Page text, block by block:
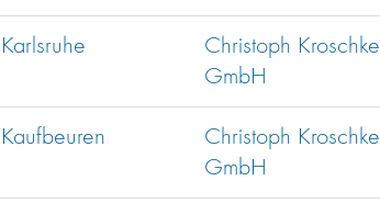
Karlsruhe
Christoph Kroschke
GmbH
Kaufbeuren
Christoph Kroschke
GmbH